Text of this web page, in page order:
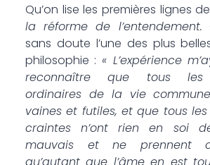
Qu’on lise les premières lignes
la réforme de l’entendement.
sans doute l’une des plus
philosophie : « L’expérience
reconnaître que tous les
ordinaires de la vie
vaines et futiles, et que tous
craintes n’ont rien en soi
mauvais et ne prennent
qu’autant que l’âme en est